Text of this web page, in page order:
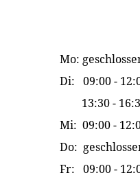
Mo:
Di: 09:00 -
13:30 -
Mi: 09:00 -
Do:
Fr: 09:00 -